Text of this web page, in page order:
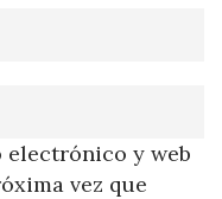
electrónico y web
vez que